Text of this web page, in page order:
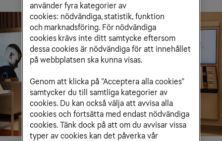
använder fyra kategorier av
cookies: nödvändiga, statistik, funktion
och marknadsföring. För nödvändiga
cookies krävs inte ditt samtycke eftersom
dessa cookies är nödvändiga för att innehållet
på webbplatsen ska kunna visas.
Genom att klicka på ”Acceptera alla cookies”
samtycker du till samtliga kategorier av
cookies. Du kan också välja att avvisa alla
cookies och fortsätta med endast nödvändiga
cookies. Tänk dock på att om du avvisar vissa
typer av cookies kan det påverka vår